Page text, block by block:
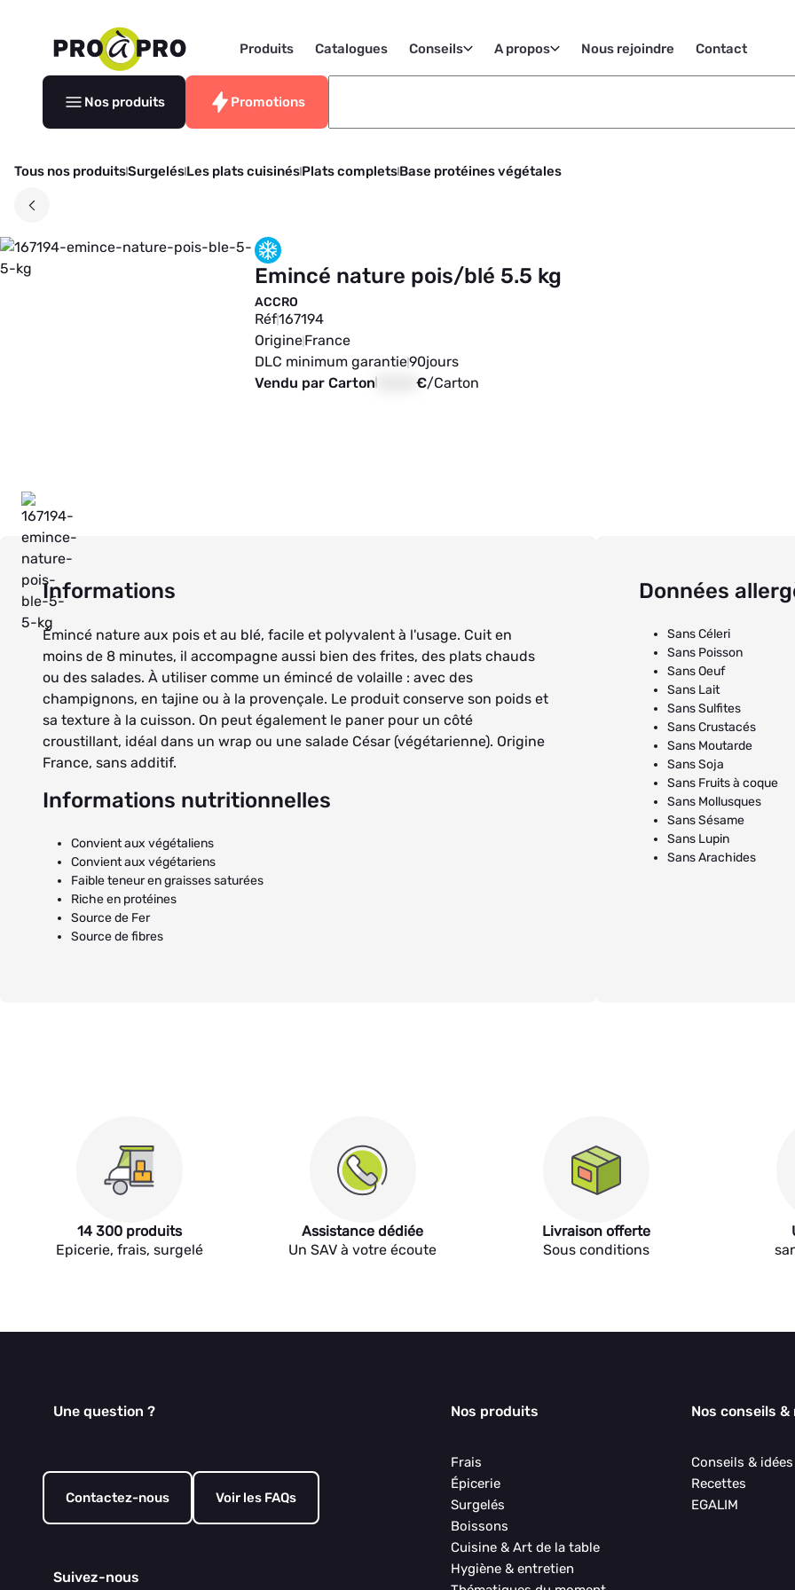
Produits Catalogues Conseils A propos Nous rejoindre Contact
Nos produits Promotions
Tous nos produitsSurgelésLes plats cuisinésPlats completsBase protéines végétales
Emincé nature pois/blé 5.5 kg
ACCRO
Réf167194
OrigineFrance
DLC minimum garantie90jours
Vendu par Carton
€/Carton
Informations
Émincé nature aux pois et au blé, facile et polyvalent à l'usage. Cuit en
moins de 8 minutes, il accompagne aussi bien des frites, des plats chauds
ou des salades. À utiliser comme un émincé de volaille : avec des
champignons, en tajine ou à la provençale. Le produit conserve son poids et
sa texture à la cuisson. On peut également le paner pour un côté
croustillant, idéal dans un wrap ou une salade César (végétarienne). Origine
France, sans additif.
Informations nutritionnelles
Convient aux végétaliens
Convient aux végétariens
Faible teneur en graisses saturées
Riche en protéines
Source de Fer
Source de fibres
Données
Sans Céleri
Sans Poisson
Sans Oeuf
Sans Lait
Sans Sulfites
Sans Crustacés
Sans Moutarde
Sans Soja
Sans Fruits à coque
Sans Mollusques
Sans Sésame
Sans Lupin
Sans Arachides
14 300 produits
Epicerie, frais, surgelé
Assistance dédiée
Un SAV à votre écoute
Livraison offerte
Sous conditions
Une question ?
Contactez-nous Voir les FAQs
Suivez-nous
Nos produits
Frais
Épicerie
Surgelés
Boissons
Cuisine & Art de la table
Hygiène & entretien
Nos conseils
Conseils &
Recettes
EGALIM